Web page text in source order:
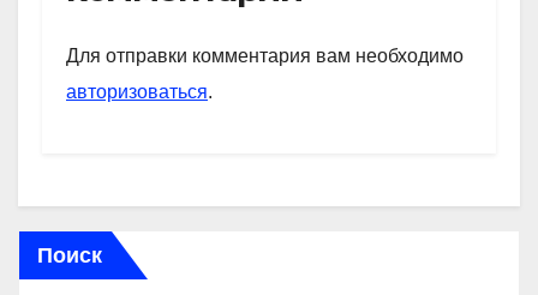
A
p
p
a
m
kl
a
и
Для отправки комментария вам необходимо
авторизоваться.
Поиск